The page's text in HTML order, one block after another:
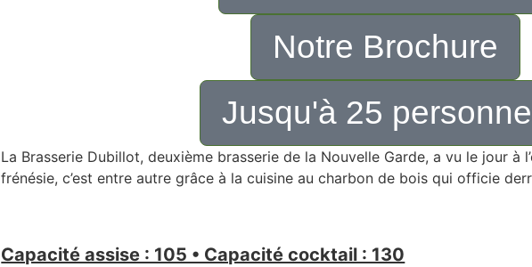
Notre Brochure
Jusqu'à 25
La Brasserie Dubillot, deuxième brasserie de la Nouvelle Garde, a vu le jour à
frénésie, c’est entre autre grâce à la cuisine au charbon de bois qui officie
Capacité assise : 105 • Capacité cocktail : 130